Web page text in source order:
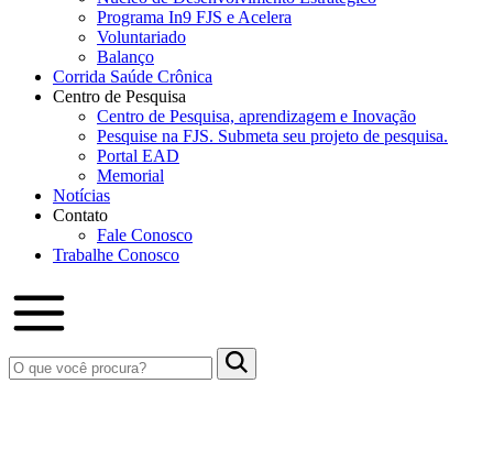
Programa In9 FJS e Acelera
Voluntariado
Balanço
Corrida Saúde Crônica
Centro de Pesquisa
Centro de Pesquisa, aprendizagem e Inovação
Pesquise na FJS. Submeta seu projeto de pesquisa.
Portal EAD
Memorial
Notícias
Contato
Fale Conosco
Trabalhe Conosco